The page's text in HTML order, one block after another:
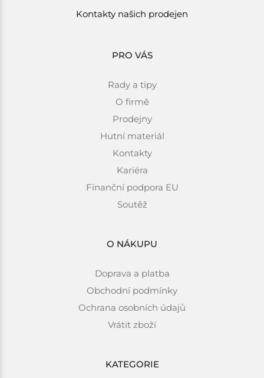
Kontakty našich prodejen
PRO VÁS
Rady a tipy
O firmě
Prodejny
Hutní materiál
Kontakty
Kariéra
Finanční podpora EU
Soutěž
O NÁKUPU
Doprava a platba
Obchodní podmínky
Ochrana osobních údajů
Vrátit zboží
KATEGORIE